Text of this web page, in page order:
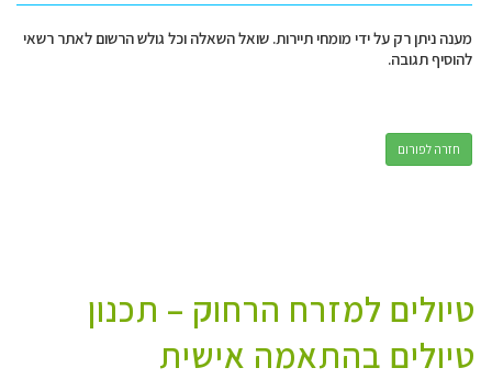
מענה ניתן רק על ידי מומחי תיירות. שואל השאלה וכל גולש הרשום לאתר רשאי
להוסיף תגובה.
חזרה לפורום
טיולים למזרח הרחוק – תכנון
טיולים בהתאמה אישית